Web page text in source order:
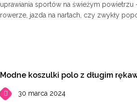
uprawiania sportów na świeżym
rowerze, jazda na nartach, czy zwykły
Modne koszulki polo z długim
30 marca 2024